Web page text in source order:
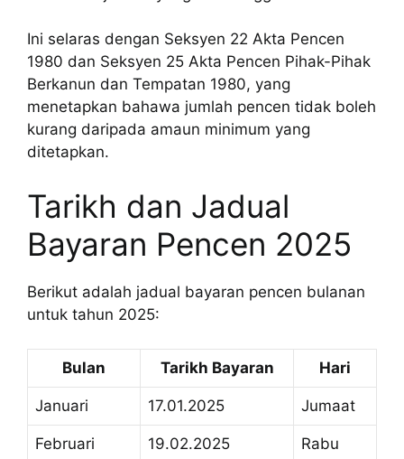
Ini selaras dengan Seksyen 22 Akta Pencen
1980 dan Seksyen 25 Akta Pencen Pihak-Pihak
Berkanun dan Tempatan 1980, yang
menetapkan bahawa jumlah pencen tidak boleh
kurang daripada amaun minimum yang
ditetapkan.
Tarikh dan Jadual
Bayaran Pencen 2025
Berikut adalah jadual bayaran pencen bulanan
untuk tahun 2025:
Bulan Tarikh Bayaran Hari
Januari 17.01.2025 Jumaat
Februari 19.02.2025 Rabu